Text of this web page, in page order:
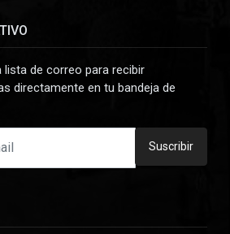
lista de correo para recibir
directamente en tu bandeja de
Suscribir